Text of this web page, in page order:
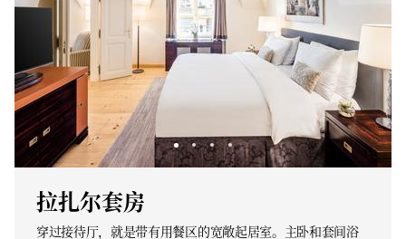
拉扎尔套房
穿过接待厅，就是带有用餐区的宽敞起居室。主卧和套间浴